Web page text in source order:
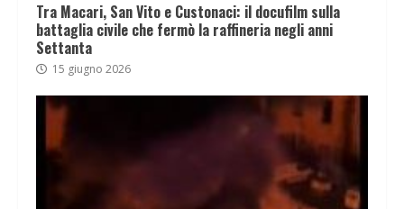
Tra Macari, San Vito e Custonaci: il docufilm sulla
battaglia civile che fermò la raffineria negli anni
Settanta
15 giugno 2026